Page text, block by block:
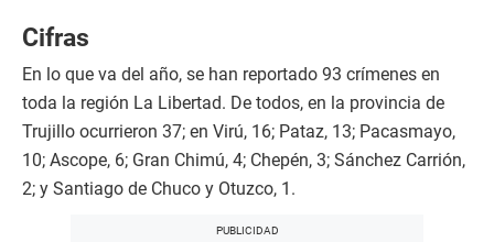
Cifras
En lo que va del año, se han reportado 93 crímenes en
toda la región La Libertad. De todos, en la provincia de
Trujillo ocurrieron 37; en Virú, 16; Pataz, 13; Pacasmayo,
10; Ascope, 6; Gran Chimú, 4; Chepén, 3; Sánchez Carrión,
2; y Santiago de Chuco y Otuzco, 1.